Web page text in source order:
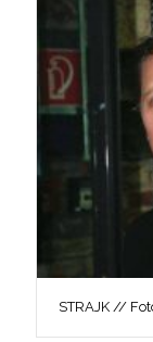
STRAJK //